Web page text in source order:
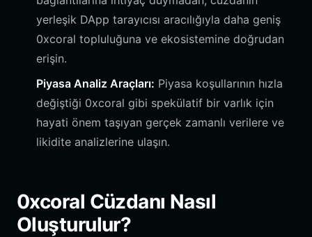
yerleşik DApp tarayıcısı aracılığıyla daha geniş
0xcoral topluluğuna ve ekosistemine doğrudan
erişin.
Piyasa Analiz Araçları: Piyasa koşullarının hızla
değiştiği 0xcoral gibi spekülatif bir varlık için
hayati önem taşıyan gerçek zamanlı verilere ve
likidite analizlerine ulaşın.
0xcoral Cüzdanı Nasıl
Oluşturulur?